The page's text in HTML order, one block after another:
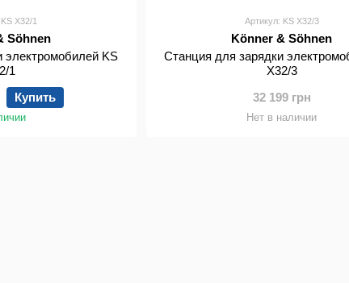
X32/1
Söhnen
электромобилей KS
1
Купить
Артикул: KS X32/3
Könner & Söhnen
Станция для зарядки
X32/3
32 199 грн
Нет в наличии